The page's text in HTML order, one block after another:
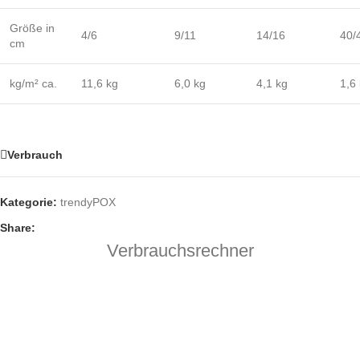
Größe in
cm
4/6 9/11 14/16 40/
kg/m² ca. 11,6 kg 6,0 kg 4,1 kg 1,6
Verbrauch
Kategorie: trendyPOX
Share:
Verbrauchsrechner